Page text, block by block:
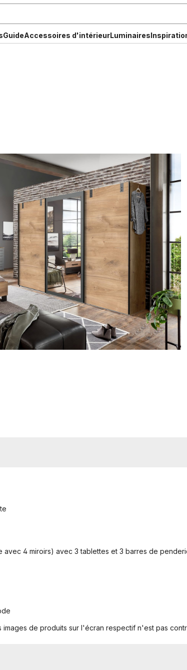
GuideAccessoires d'intérieurLuminaires
avec 4 miroirs) avec 3 tablettes et 3 barres de
de produits sur l'écran respectif n'est pas